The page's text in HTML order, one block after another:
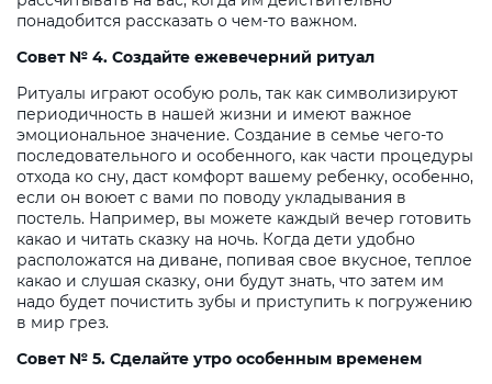
понадобится рассказать о чем-то важном.
Совет № 4. Создайте ежевечерний ритуал
Ритуалы играют особую роль, так как символизируют
периодичность в нашей жизни и имеют важное
эмоциональное значение. Создание в семье чего-то
последовательного и особенного, как части процедуры
отхода ко сну, даст комфорт вашему ребенку, особенно,
если он воюет с вами по поводу укладывания в
постель. Например, вы можете каждый вечер готовить
какао и читать сказку на ночь. Когда дети удобно
расположатся на диване, попивая свое вкусное, теплое
какао и слушая сказку, они будут знать, что затем им
надо будет почистить зубы и приступить к погружению
в мир грез.
Совет № 5. Сделайте утро особенным временем